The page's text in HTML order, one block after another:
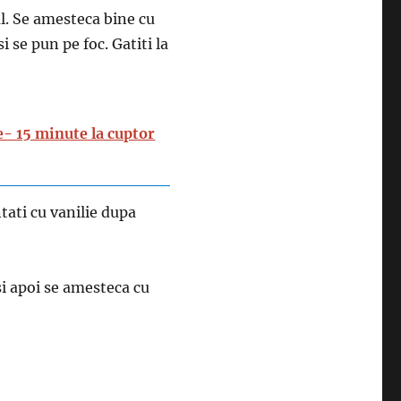
amesteca bine cu
se pun pe foc. Gatiti la
15 minute la cuptor
cu vanilie dupa
se amesteca cu